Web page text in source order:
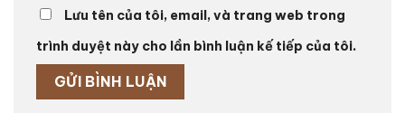
Lưu tên của tôi, email, và trang web trong
trình duyệt này cho lần bình luận kế tiếp của tôi.